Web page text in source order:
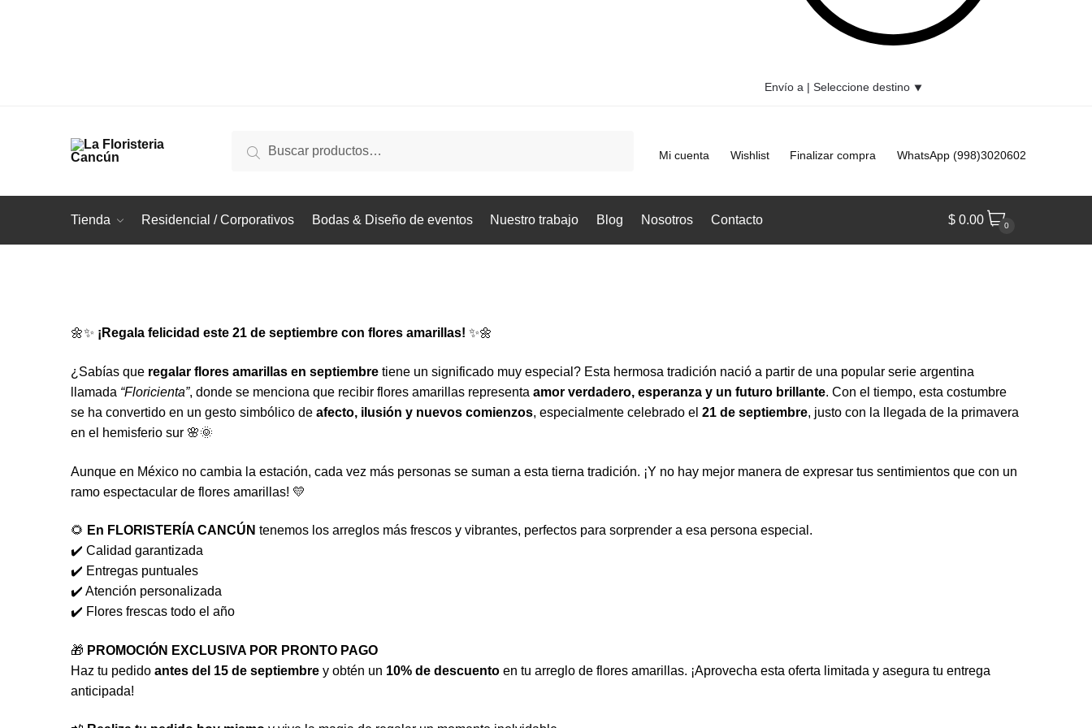
Envío a |Seleccione destino ⯆
por:
Buscar Mi cuenta Wishlist Finalizar compra WhatsApp (998)3020602
Tienda Residencial / Corporativos Bodas & Diseño de eventos Nuestro trabajo Blog Nosotros Contacto $ 0.00 0
🌼✨ ¡Regala felicidad este 21 de septiembre con flores amarillas! ✨🌼
¿Sabías que regalar flores amarillas en septiembre tiene un significado muy especial? Esta hermosa tradición nació a partir de una popular serie argentina
llamada “Floricienta”, donde se menciona que recibir flores amarillas representa amor verdadero, esperanza y un futuro brillante. Con el tiempo, esta costumbre
se ha convertido en un gesto simbólico de afecto, ilusión y nuevos comienzos, especialmente celebrado el 21 de septiembre, justo con la llegada de la primavera
en el hemisferio sur 🌸🌞
Aunque en México no cambia la estación, cada vez más personas se suman a esta tierna tradición. ¡Y no hay mejor manera de expresar tus sentimientos que con un
ramo espectacular de flores amarillas! 💛
🌻 En FLORISTERÍA CANCÚN tenemos los arreglos más frescos y vibrantes, perfectos para sorprender a esa persona especial.
✔️ Calidad garantizada
✔️ Entregas puntuales
✔️ Atención personalizada
✔️ Flores frescas todo el año
🎁 PROMOCIÓN EXCLUSIVA POR PRONTO PAGO
Haz tu pedido antes del 15 de septiembre y obtén un 10% de descuento en tu arreglo de flores amarillas. ¡Aprovecha esta oferta limitada y asegura tu entrega
anticipada!